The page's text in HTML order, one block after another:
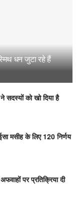
धन जुटा रहे हैं
सदस्यों को खो दिया है
मसीह के लिए 120 निर्णय
पर प्रतिक्रिया दी